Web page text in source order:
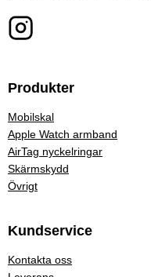
Produkter
Mobilskal
Apple Watch armband
AirTag nyckelringar
Skärmskydd
Övrigt
Kundservice
Kontakta oss